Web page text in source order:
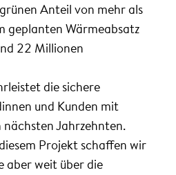
Anteil von mehr als
geplanten Wärmeabsatz
22 Millionen
die sichere
und Kunden mit
Jahrzehnten.
Projekt schaffen wir
aber weit über die